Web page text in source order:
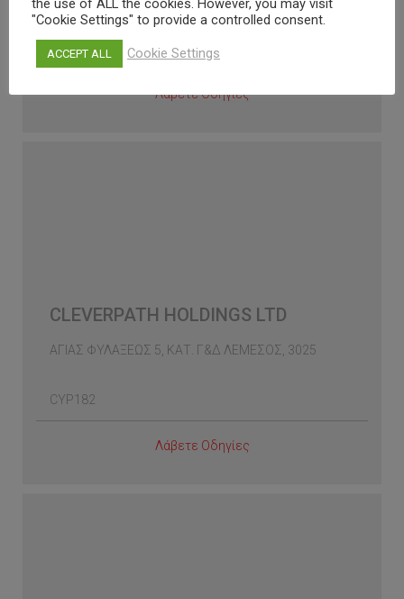
CYP015
Λάβετε Οδηγίες
CLEVERPATH HOLDINGS LTD
AΓΙΑΣ ΦΥΛΑΞΕΩΣ 5, ΚΑΤ. Γ&Δ ΛΕΜΕΣΟΣ, 3025
CYP182
Λάβετε Οδηγίες
"Cookie Settings" to provide a controlled consent.
ACCEPT ALL Cookie Settings